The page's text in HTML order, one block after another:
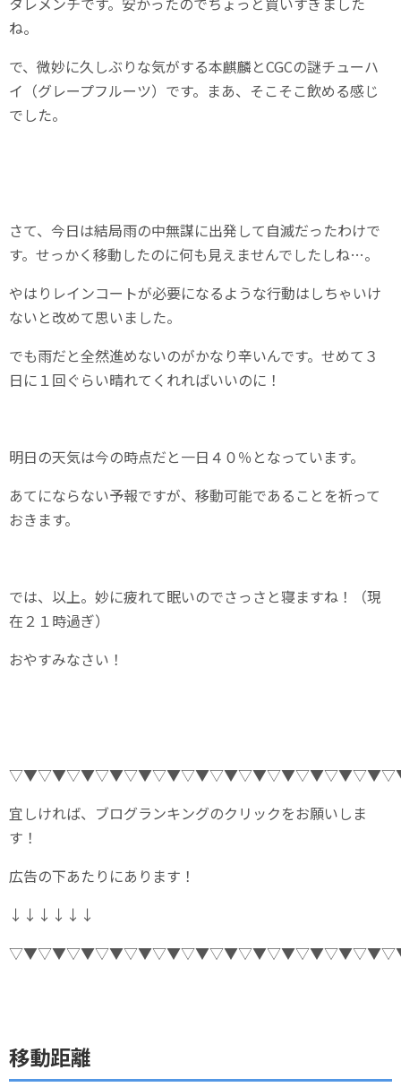
ね。
で、微妙に久しぶりな気がする本麒麟とCGCの謎チューハ
イ（グレープフルーツ）です。まあ、そこそこ飲める感じ
でした。
さて、今日は結局雨の中無謀に出発して自滅だったわけで
す。せっかく移動したのに何も見えませんでしたしね…。
やはりレインコートが必要になるような行動はしちゃいけ
ないと改めて思いました。
でも雨だと全然進めないのがかなり辛いんです。せめて３
日に１回ぐらい晴れてくれればいいのに！
明日の天気は今の時点だと一日４０％となっています。
あてにならない予報ですが、移動可能であることを祈って
おきます。
では、以上。妙に疲れて眠いのでさっさと寝ますね！（現
在２１時過ぎ）
おやすみなさい！
宜しければ、ブログランキングのクリックをお願いしま
す！
広告の下あたりにあります！
↓↓↓↓↓↓
移動距離